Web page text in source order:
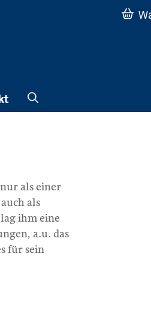
als einer
als
ihm eine
a.u. das
für sein